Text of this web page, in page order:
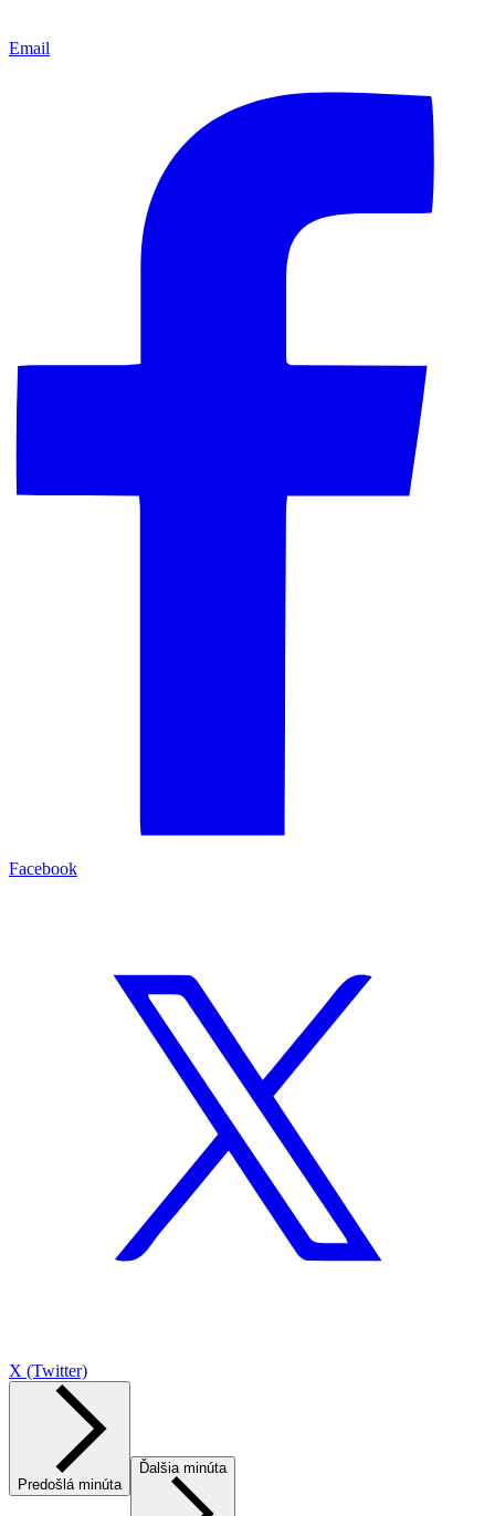
Email
Facebook
X (Twitter)
Predošlá minúta
Ďalšia minúta